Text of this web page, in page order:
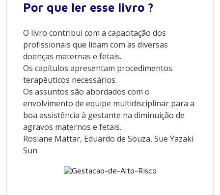
Por que ler esse livro ?
O livro contribui com a capacitação dos
profissionais que lidam com as diversas
doenças maternas e fetais.
Os capítulos apresentam procedimentos
terapêuticos necessários.
Os assuntos são abordados com o
envolvimento de equipe multidisciplinar para a
boa assistência à gestante na diminuição de
agravos maternos e fetais.
Rosiane Mattar, Eduardo de Souza, Sue Yazaki
Sun